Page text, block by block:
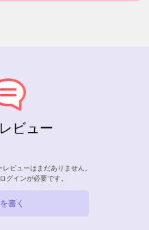
ビュー
ビューはまだありません。
ログインが必要です。
書く